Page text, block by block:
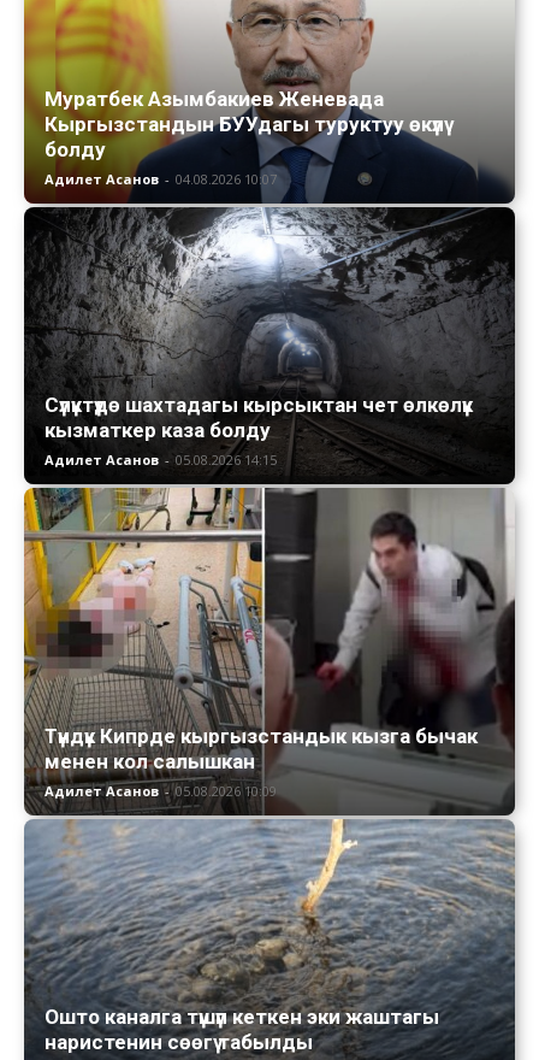
Муратбек Азымбакиев Женевада
Кыргызстандын БУУдагы туруктуу өкүлү
болду
Адилет Асанов - 04.08.2026 10:07
Сүлүктүдө шахтадагы кырсыктан чет өлкөлүк
кызматкер каза болду
Адилет Асанов - 05.08.2026 14:15
Түндүк Кипрде кыргызстандык кызга бычак
менен кол салышкан
Адилет Асанов - 05.08.2026 10:09
Ошто каналга түшүп кеткен эки жаштагы
наристенин сөөгү табылды